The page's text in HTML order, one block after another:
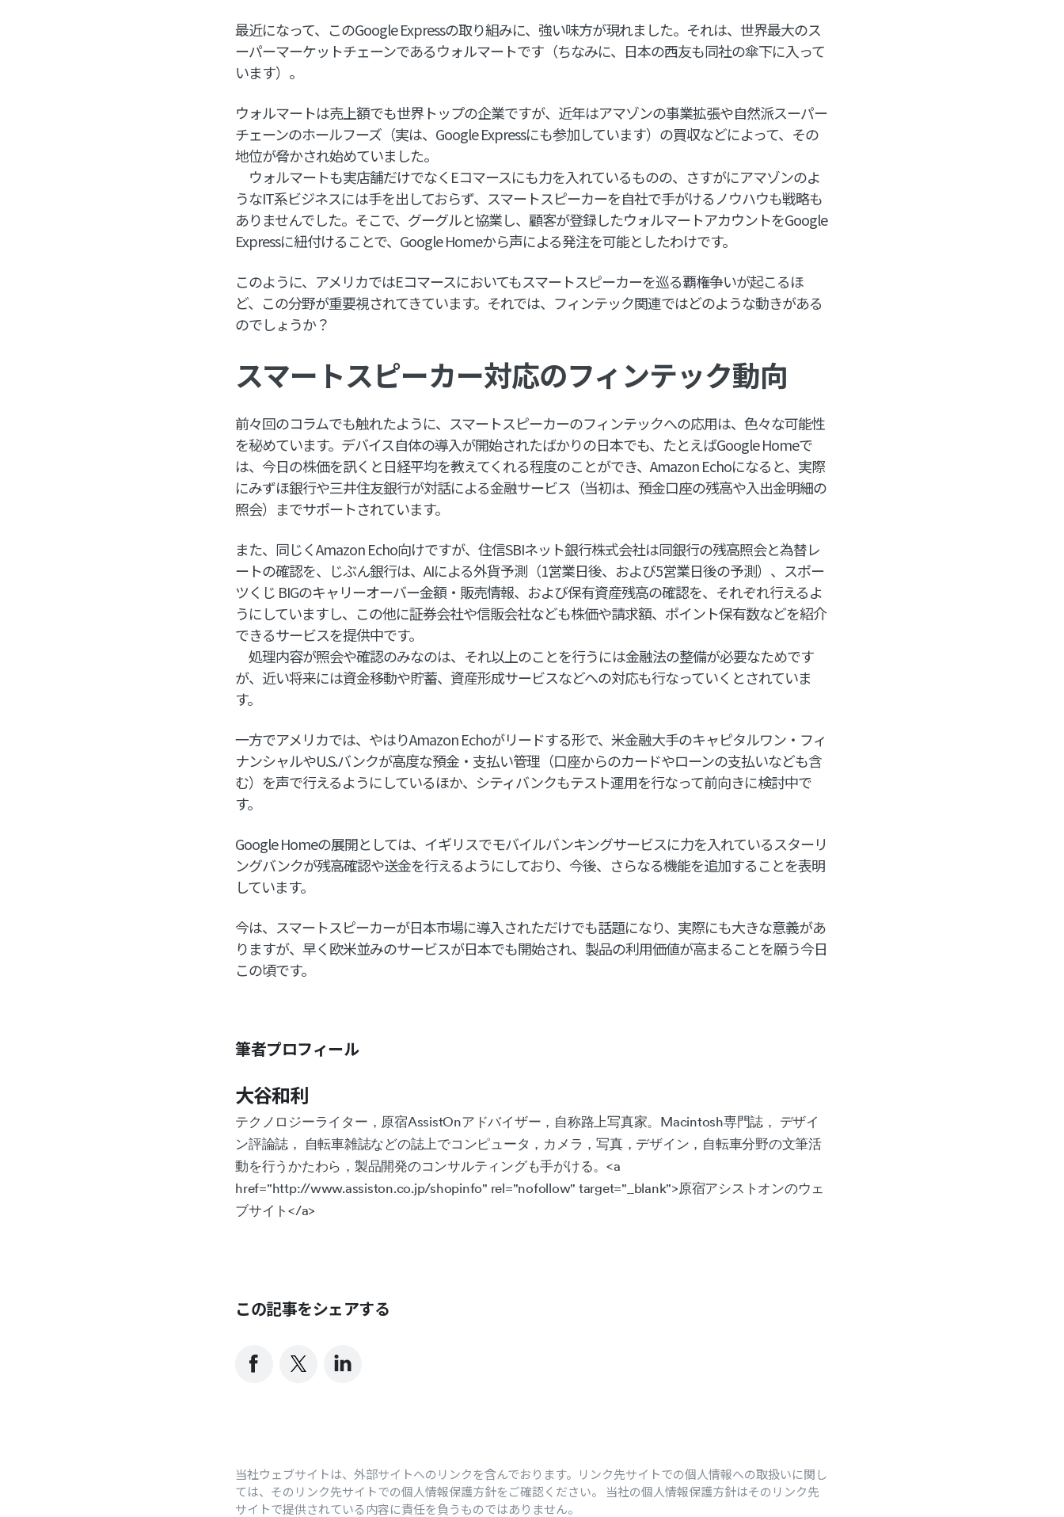
最近になって、このGoogle Expressの取り組みに、強い味方が現れました。それは、世界最大のス
ーパーマーケットチェーンであるウォルマートです（ちなみに、日本の西友も同社の傘下に入って
います）。
ウォルマートは売上額でも世界トップの企業ですが、近年はアマゾンの事業拡張や自然派スーパー
チェーンのホールフーズ（実は、Google Expressにも参加しています）の買収などによって、その
地位が脅かされ始めていました。
ウォルマートも実店舗だけでなくEコマースにも力を入れているものの、さすがにアマゾンのよ
うなIT系ビジネスには手を出しておらず、スマートスピーカーを自社で手がけるノウハウも戦略も
ありませんでした。そこで、グーグルと協業し、顧客が登録したウォルマートアカウントをGoogle
Expressに紐付けることで、Google Homeから声による発注を可能としたわけです。
このように、アメリカではEコマースにおいてもスマートスピーカーを巡る覇権争いが起こるほ
ど、この分野が重要視されてきています。それでは、フィンテック関連ではどのような動きがある
のでしょうか？
スマートスピーカー対応のフィンテック動向
前々回のコラムでも触れたように、スマートスピーカーのフィンテックへの応用は、色々な可能性
を秘めています。デバイス自体の導入が開始されたばかりの日本でも、たとえばGoogle Homeで
は、今日の株価を訊くと日経平均を教えてくれる程度のことができ、Amazon Echoになると、実際
にみずほ銀行や三井住友銀行が対話による金融サービス（当初は、預金口座の残高や入出金明細の
照会）までサポートされています。
また、同じくAmazon Echo向けですが、住信SBIネット銀行株式会社は同銀行の残高照会と為替レ
ートの確認を、じぶん銀行は、AIによる外貨予測（1営業日後、および5営業日後の予測）、スポー
ツくじ BIGのキャリーオーバー金額・販売情報、および保有資産残高の確認を、それぞれ行えるよ
うにしていますし、この他に証券会社や信販会社なども株価や請求額、ポイント保有数などを紹介
できるサービスを提供中です。
処理内容が照会や確認のみなのは、それ以上のことを行うには金融法の整備が必要なためです
が、近い将来には資金移動や貯蓄、資産形成サービスなどへの対応も行なっていくとされていま
す。
一方でアメリカでは、やはりAmazon Echoがリードする形で、米金融大手のキャピタルワン・フィ
ナンシャルやU.S.バンクが高度な預金・支払い管理（口座からのカードやローンの支払いなども含
む）を声で行えるようにしているほか、シティバンクもテスト運用を行なって前向きに検討中で
す。
Google Homeの展開としては、イギリスでモバイルバンキングサービスに力を入れているスターリ
ングバンクが残高確認や送金を行えるようにしており、今後、さらなる機能を追加することを表明
しています。
今は、スマートスピーカーが日本市場に導入されただけでも話題になり、実際にも大きな意義があ
りますが、早く欧米並みのサービスが日本でも開始され、製品の利用価値が高まることを願う今日
この頃です。
筆者プロフィール
大谷和利
テクノロジーライター，原宿AssistOnアドバイザー，自称路上写真家。Macintosh専門誌， デザイ
ン評論誌， 自転車雑誌などの誌上でコンピュータ，カメラ，写真，デザイン，自転車分野の文筆活
動を行うかたわら，製品開発のコンサルティングも手がける。<a
href="http://www.assiston.co.jp/shopinfo" rel="nofollow" target="_blank">原宿アシストオンのウェ
ブサイト</a>
この記事をシェアする
当社ウェブサイトは、外部サイトへのリンクを含んでおります。リンク先サイトでの個人情報への取扱いに関し
ては、そのリンク先サイトでの個人情報保護方針をご確認ください。 当社の個人情報保護方針はそのリンク先
サイトで提供されている内容に責任を負うものではありません。